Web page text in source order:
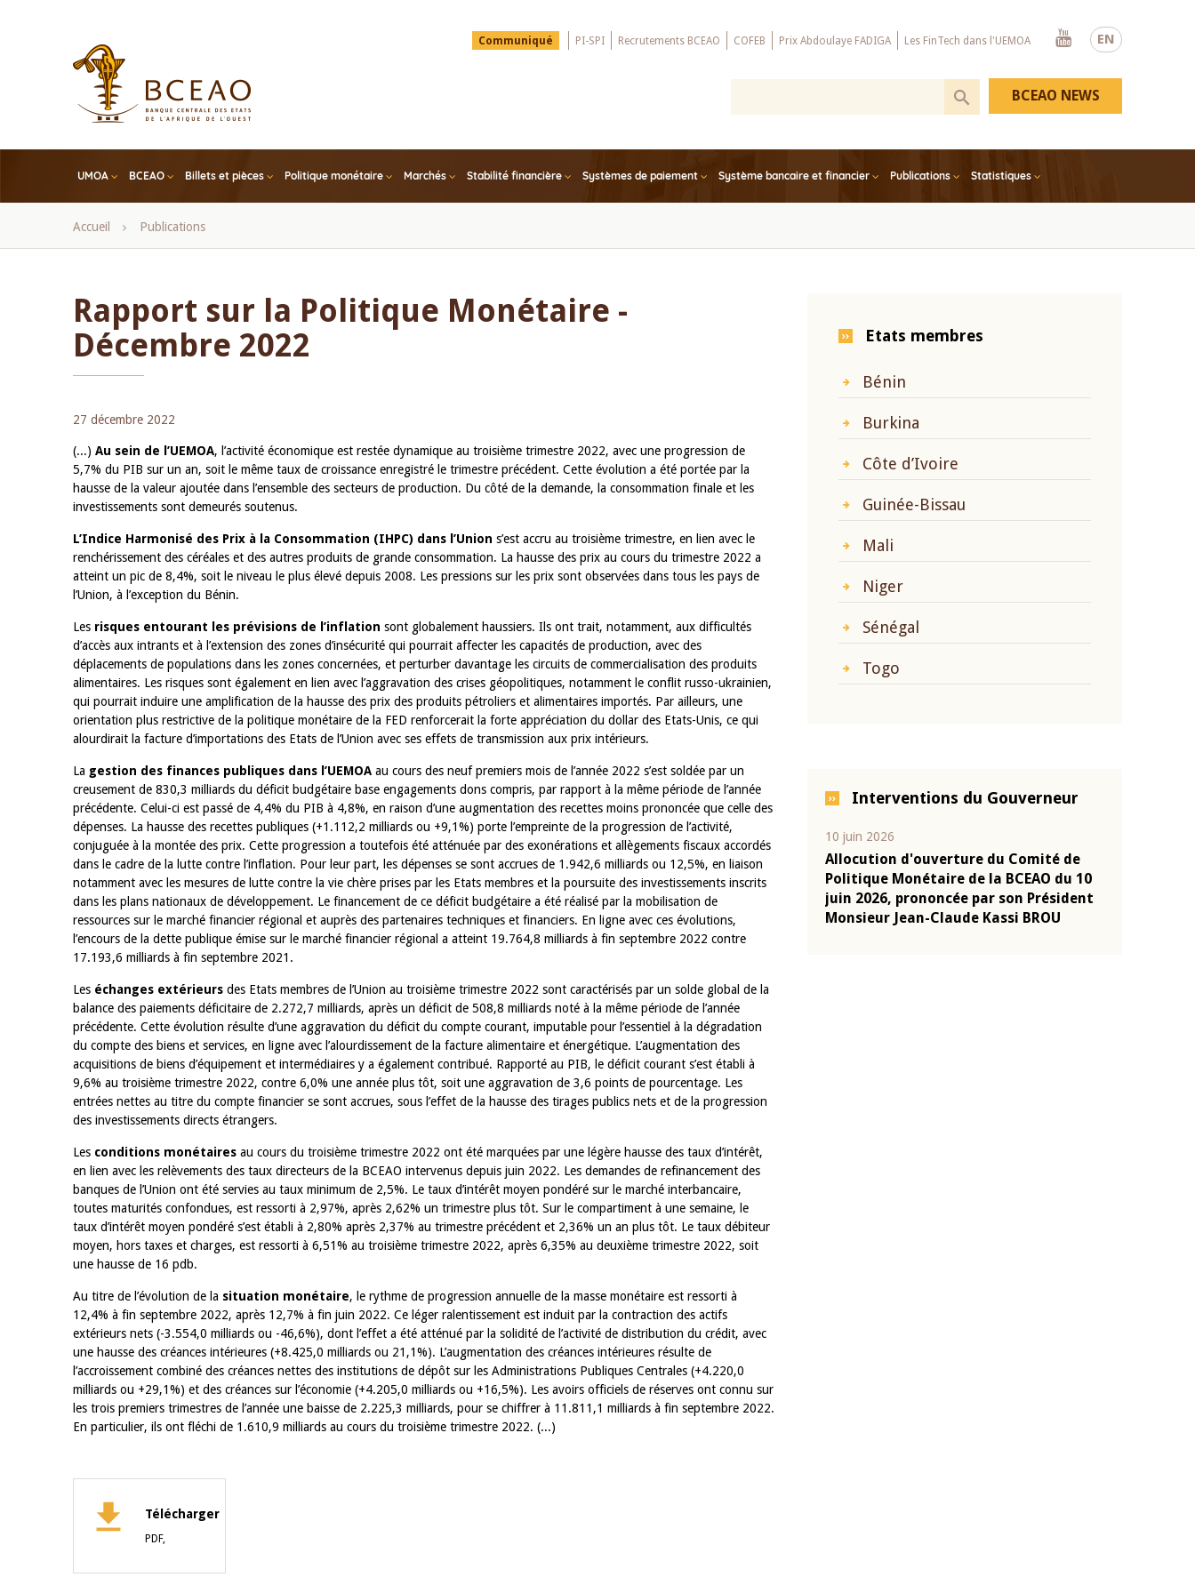
EN
Menu
Top
Communiqué PI-SPI Recrutements BCEAO COFEB Prix Abdoulaye FADIGA Les FinTech dans l'UEMOA
Youtube
UMOA BCEAO Billets et pièces Politique monétaire Marchés Stabilité financière Systèmes de paiement Système bancaire et financier Publications Statistiques
BCEAO NEWS
Fil
Accueil Publications
Rapport sur la Politique Monétaire -
Décembre 2022
27 décembre 2022
(...) Au sein de l’UEMOA, l’activité économique est restée dynamique au troisième trimestre 2022, avec une progression de
5,7% du PIB sur un an, soit le même taux de croissance enregistré le trimestre précédent. Cette évolution a été portée par la
hausse de la valeur ajoutée dans l’ensemble des secteurs de production. Du côté de la demande, la consommation finale et les
investissements sont demeurés soutenus.
L’Indice Harmonisé des Prix à la Consommation (IHPC) dans l’Union s’est accru au troisième trimestre, en lien avec le
renchérissement des céréales et des autres produits de grande consommation. La hausse des prix au cours du trimestre 2022 a
atteint un pic de 8,4%, soit le niveau le plus élevé depuis 2008. Les pressions sur les prix sont observées dans tous les pays de
l’Union, à l’exception du Bénin.
Les risques entourant les prévisions de l’inflation sont globalement haussiers. Ils ont trait, notamment, aux difficultés
d’accès aux intrants et à l’extension des zones d’insécurité qui pourrait affecter les capacités de production, avec des
déplacements de populations dans les zones concernées, et perturber davantage les circuits de commercialisation des produits
alimentaires. Les risques sont également en lien avec l’aggravation des crises géopolitiques, notamment le conflit russo-ukrainien,
qui pourrait induire une amplification de la hausse des prix des produits pétroliers et alimentaires importés. Par ailleurs, une
orientation plus restrictive de la politique monétaire de la FED renforcerait la forte appréciation du dollar des Etats-Unis, ce qui
alourdirait la facture d’importations des Etats de l’Union avec ses effets de transmission aux prix intérieurs.
La gestion des finances publiques dans l’UEMOA au cours des neuf premiers mois de l’année 2022 s’est soldée par un
creusement de 830,3 milliards du déficit budgétaire base engagements dons compris, par rapport à la même période de l’année
précédente. Celui-ci est passé de 4,4% du PIB à 4,8%, en raison d’une augmentation des recettes moins prononcée que celle des
dépenses. La hausse des recettes publiques (+1.112,2 milliards ou +9,1%) porte l’empreinte de la progression de l’activité,
conjuguée à la montée des prix. Cette progression a toutefois été atténuée par des exonérations et allègements fiscaux accordés
dans le cadre de la lutte contre l’inflation. Pour leur part, les dépenses se sont accrues de 1.942,6 milliards ou 12,5%, en liaison
notamment avec les mesures de lutte contre la vie chère prises par les Etats membres et la poursuite des investissements inscrits
dans les plans nationaux de développement. Le financement de ce déficit budgétaire a été réalisé par la mobilisation de
ressources sur le marché financier régional et auprès des partenaires techniques et financiers. En ligne avec ces évolutions,
l’encours de la dette publique émise sur le marché financier régional a atteint 19.764,8 milliards à fin septembre 2022 contre
17.193,6 milliards à fin septembre 2021.
Les échanges extérieurs des Etats membres de l’Union au troisième trimestre 2022 sont caractérisés par un solde global de la
balance des paiements déficitaire de 2.272,7 milliards, après un déficit de 508,8 milliards noté à la même période de l’année
précédente. Cette évolution résulte d’une aggravation du déficit du compte courant, imputable pour l’essentiel à la dégradation
du compte des biens et services, en ligne avec l’alourdissement de la facture alimentaire et énergétique. L’augmentation des
acquisitions de biens d’équipement et intermédiaires y a également contribué. Rapporté au PIB, le déficit courant s’est établi à
9,6% au troisième trimestre 2022, contre 6,0% une année plus tôt, soit une aggravation de 3,6 points de pourcentage. Les
entrées nettes au titre du compte financier se sont accrues, sous l’effet de la hausse des tirages publics nets et de la progression
des investissements directs étrangers.
Les conditions monétaires au cours du troisième trimestre 2022 ont été marquées par une légère hausse des taux d’intérêt,
en lien avec les relèvements des taux directeurs de la BCEAO intervenus depuis juin 2022. Les demandes de refinancement des
banques de l’Union ont été servies au taux minimum de 2,5%. Le taux d’intérêt moyen pondéré sur le marché interbancaire,
toutes maturités confondues, est ressorti à 2,97%, après 2,62% un trimestre plus tôt. Sur le compartiment à une semaine, le
taux d’intérêt moyen pondéré s’est établi à 2,80% après 2,37% au trimestre précédent et 2,36% un an plus tôt. Le taux débiteur
moyen, hors taxes et charges, est ressorti à 6,51% au troisième trimestre 2022, après 6,35% au deuxième trimestre 2022, soit
une hausse de 16 pdb.
Au titre de l’évolution de la situation monétaire, le rythme de progression annuelle de la masse monétaire est ressorti à
12,4% à fin septembre 2022, après 12,7% à fin juin 2022. Ce léger ralentissement est induit par la contraction des actifs
extérieurs nets (-3.554,0 milliards ou -46,6%), dont l’effet a été atténué par la solidité de l’activité de distribution du crédit, avec
une hausse des créances intérieures (+8.425,0 milliards ou 21,1%). L’augmentation des créances intérieures résulte de
l’accroissement combiné des créances nettes des institutions de dépôt sur les Administrations Publiques Centrales (+4.220,0
milliards ou +29,1%) et des créances sur l’économie (+4.205,0 milliards ou +16,5%). Les avoirs officiels de réserves ont connu sur
les trois premiers trimestres de l’année une baisse de 2.225,3 milliards, pour se chiffrer à 11.811,1 milliards à fin septembre 2022.
En particulier, ils ont fléchi de 1.610,9 milliards au cours du troisième trimestre 2022. (...)
Télécharger
PDF,
Etats membres
Bénin
Burkina
Côte d’Ivoire
Guinée-Bissau
Mali
Niger
Sénégal
Togo
Interventions du Gouverneur
d'ouverture du Comité de
Monétaire de la BCEAO du 10
2026, prononcée par son Président
Jean-Claude Kassi BROU
04 mars 2026
Allocution d'ouverture du Comité de
Politique Monétaire de la BCEAO du 4
mars 2026, prononcée par son Président
Monsieur Jean-Claude Kassi BROU
22 juillet 2026
Mot introductif du Gouverneur Jean-
Claude Kassi BROU lors de la cérémonie
de présentation du rapport annuel 2025
de la BCEAO
10 juin 2026
Allocution d'ouverture du Comité de
Politique Monétaire de la BCEAO du 10
juin 2026, prononcée par son Président
Monsieur Jean-Claude Kassi BROU